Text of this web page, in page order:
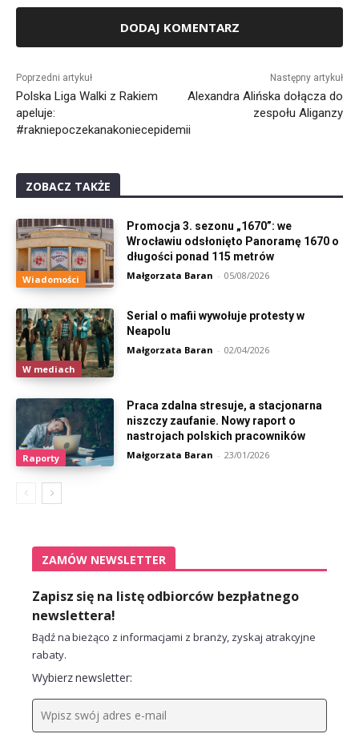
Poprzedni artykuł
Polska Liga Walki z Rakiem
apeluje:
#rakniepoczekanakoniecepidemii
Następny artykuł
Alexandra Alińska dołącza do
zespołu Aliganzy
ZOBACZ TAKŻE
Wiadomości
Promocja 3. sezonu „1670”: we
Wrocławiu odsłonięto Panoramę 1670 o
długości ponad 115 metrów
Małgorzata Baran - 05/08/2026
W mediach
Serial o mafii wywołuje protesty w
Neapolu
Małgorzata Baran - 02/04/2026
Raporty
Praca zdalna stresuje, a stacjonarna
niszczy zaufanie. Nowy raport o
nastrojach polskich pracowników
Małgorzata Baran - 23/01/2026
ZAMÓW NEWSLETTER
Zapisz się na listę odbiorców bezpłatnego
newslettera!
Bądź na bieżąco z informacjami z branży, zyskaj atrakcyjne
rabaty.
Wybierz newsletter: